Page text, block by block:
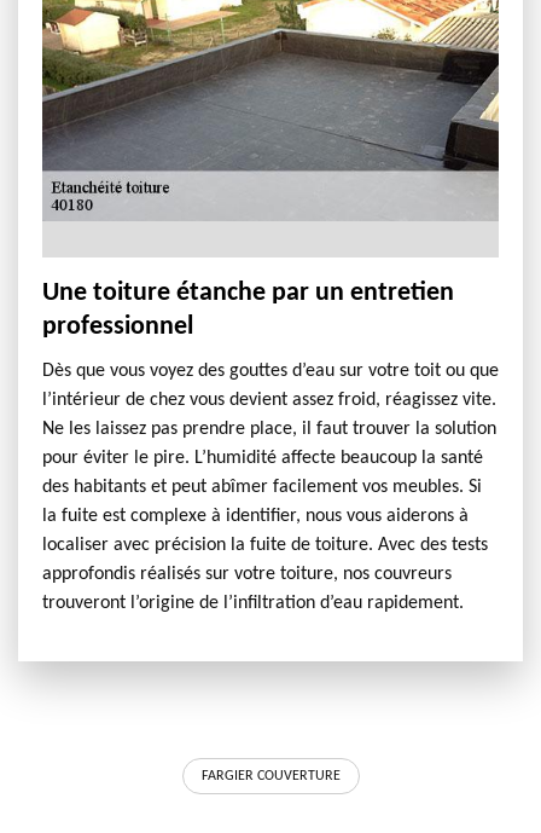
Une toiture étanche par un entretien
professionnel
Dès que vous voyez des gouttes d’eau sur votre toit ou que
l’intérieur de chez vous devient assez froid, réagissez vite.
Ne les laissez pas prendre place, il faut trouver la solution
pour éviter le pire. L’humidité affecte beaucoup la santé
des habitants et peut abîmer facilement vos meubles. Si
la fuite est complexe à identifier, nous vous aiderons à
localiser avec précision la fuite de toiture. Avec des tests
approfondis réalisés sur votre toiture, nos couvreurs
trouveront l’origine de l’infiltration d’eau rapidement.
FARGIER COUVERTURE